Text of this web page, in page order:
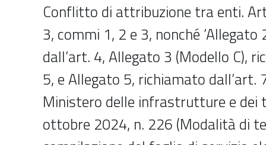
Conflitto di attribuzione tra enti.
3, commi 1, 2 e 3, nonché
dall’art. 4, Allegato 3 (Modello C),
5, e Allegato 5, richiamato dall’art.
Ministero delle infrastrutture e dei
ottobre 2024, n. 226 (Modalità di